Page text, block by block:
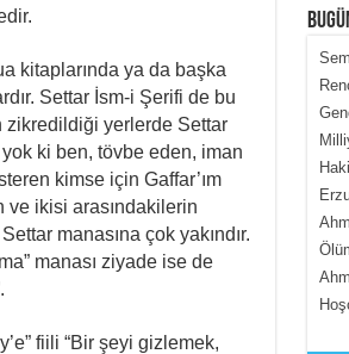
kitaplarında ya da başka
Settar İsm-i Şerifi de bu
zikredildiği yerlerde Settar
yok ki ben, tövbe eden, iman
kimse için Gaffar’ım
ve ikisi arasındakilerin
manasına çok yakındır.
manası ziyade ise de
fiili “Bir şeyi gizlemek,